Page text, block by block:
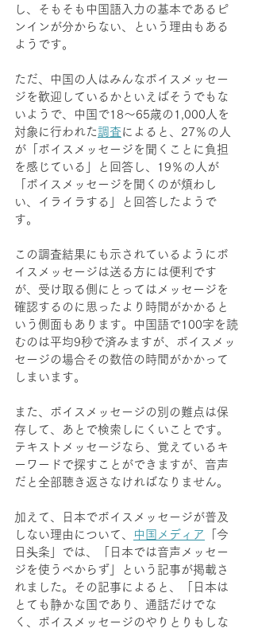
し、そもそも中国語入力の基本であるピ
ンインが分からない、という理由もある
ようです。
ただ、中国の人はみんなボイスメッセー
ジを歓迎しているかといえばそうでもな
いようで、中国で18～65歳の1,000人を
対象に行われた調査によると、27％の人
が「ボイスメッセージを聞くことに負担
を感じている」と回答し、19％の人が
「ボイスメッセージを聞くのが煩わし
い、イライラする」と回答したようで
す。
この調査結果にも示されているようにボ
イスメッセージは送る方には便利です
が、受け取る側にとってはメッセージを
確認するのに思ったより時間がかかると
いう側面もあります。中国語で100字を読
むのは平均9秒で済みますが、ボイスメッ
セージの場合その数倍の時間がかかって
しまいます。
また、ボイスメッセージの別の難点は保
存して、あとで検索しにくいことです。
テキストメッセージなら、覚えているキ
ーワードで探すことができますが、音声
だと全部聴き返さなければなりません。
加えて、日本でボイスメッセージが普及
しない理由について、
中国メディア
「今
日头条」では、「日本では音声メッセー
ジを使うべからず」という記事が掲載さ
れました。その記事によると、「日本は
とても静かな国であり、通話だけでな
く、ボイスメッセージのやりとりもしな